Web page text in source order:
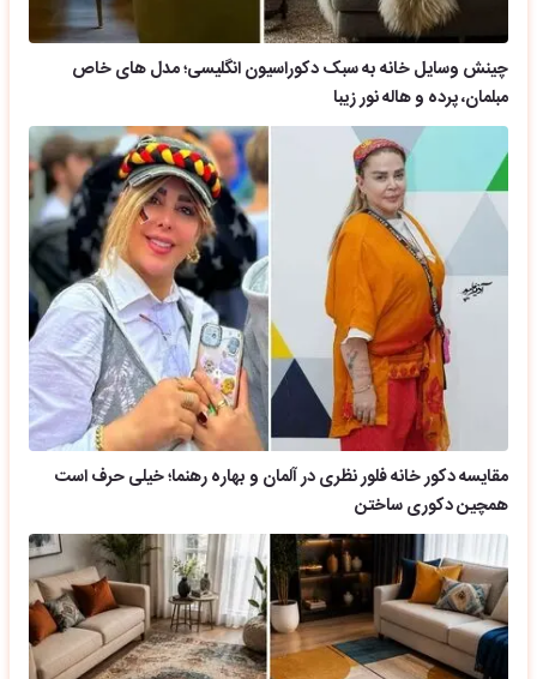
چینش وسایل خانه به سبک دکوراسیون انگلیسی؛ مدل های خاص
مبلمان، پرده و هاله نور زیبا
مقایسه دکور خانه فلور نظری در آلمان و بهاره رهنما؛ خیلی حرف است
همچین دکوری ساختن